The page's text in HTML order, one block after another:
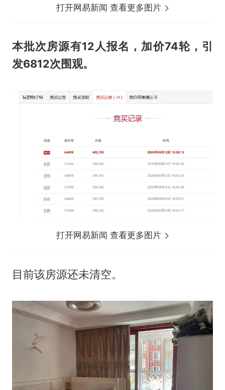
打开网易新闻 查看更多图片
本批次房源有12人报名，加价74轮，引
发6812次围观。
打开网易新闻 查看更多图片
目前该房源还未清空。